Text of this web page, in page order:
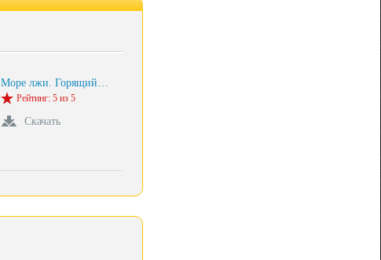
Море лжи. Горящий…
Рейтинг: 5 из 5
Скачать